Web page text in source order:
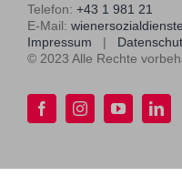
Telefon: +43 1 981 21
E-Mail:
Impressum |
© 2023 Alle Rechte